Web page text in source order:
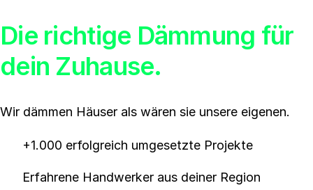
Die richtige Dämmung für
dein Zuhause.
Wir dämmen Häuser als wären sie unsere eigenen.
+1.000 erfolgreich umgesetzte Projekte
Erfahrene Handwerker aus deiner Region